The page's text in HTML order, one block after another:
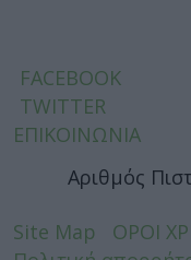
FACEBOOK
TWITTER
ΕΠΙΚΟΙΝΩΝΙΑ
Αριθμός
Site Map ΟΡΟΙ